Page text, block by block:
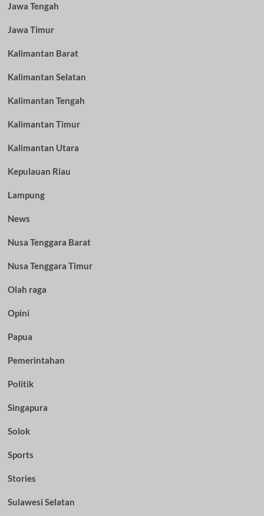
Jawa Tengah
Jawa Timur
Kalimantan Barat
Kalimantan Selatan
Kalimantan Tengah
Kalimantan Timur
Kalimantan Utara
Kepulauan Riau
Lampung
News
Nusa Tenggara Barat
Nusa Tenggara Timur
Olah raga
Opini
Papua
Pemerintahan
Politik
Singapura
Solok
Sports
Stories
Sulawesi Selatan